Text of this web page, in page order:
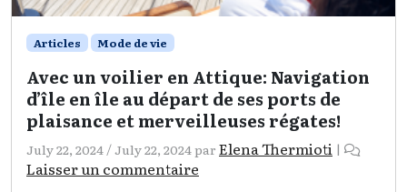
Articles Mode de vie
Avec un voilier en Attique: Navigation
d’île en île au départ de ses ports de
plaisance et merveilleuses régates!
July 22, 2024 /July 22, 2024par Elena Thermioti |
Laisser un commentaire